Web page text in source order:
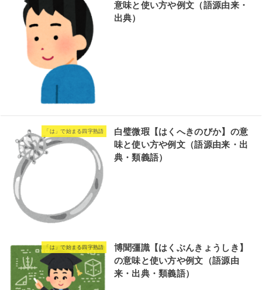
意味と使い方や例文（語源由来・
出典）
「は」で始まる四字熟語
白璧微瑕【はくへきのびか】の意
味と使い方や例文（語源由来・出
典・類義語）
「は」で始まる四字熟語
博聞彊識【はくぶんきょうしき】
の意味と使い方や例文（語源由
来・出典・類義語）